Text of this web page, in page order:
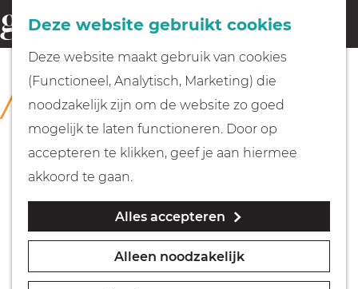
Deze website gebruikt cookies
Deze website maakt gebruik van cookies
(Functioneel, Analytisch, Marketing) die
noodzakelijk zijn om de website zo goed
mogelijk te laten functioneren. Door op
accepteren te klikken, geef je aan hiermee
akkoord te gaan.
Alles accepteren
Alleen noodzakelijk
G
a
Fietsen
Wandelen
Geocachen
Naar het museum
o
e
k
e
n
COLLECTIE
Huizer Museum